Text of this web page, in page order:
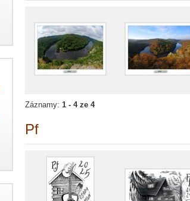
Záznamy: 1 - 4 ze 4
Pf